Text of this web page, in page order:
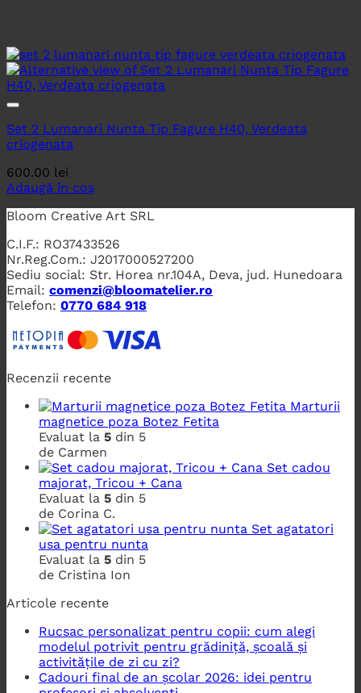
Set 2 Lumanari Nunta Tip Fagure H40, Verdeata
criogenata
600.00 lei
Adaugă în coș
Bloom Creative Art SRL
C.I.F.: RO37433526
Nr.Reg.Com.: J2017000527200
Sediu social: Str. Horea nr.104A, Deva, jud. Hunedoara
Email: comenzi@bloomatelier.ro
Telefon: 0770 684 918
Recenzii recente
Marturii
magnetice poza Botez Fetita
Evaluat la 5 din 5
de Carmen
Set cadou
majorat, Tricou + Cana
Evaluat la 5 din 5
de Corina C.
Set agatatori
usa pentru nunta
Evaluat la 5 din 5
de Cristina Ion
Articole recente
Rucsac personalizat pentru copii: cum alegi
modelul potrivit pentru grădiniță, școală și
activitățile de zi cu zi?
Cadouri final de an școlar 2026: idei pentru